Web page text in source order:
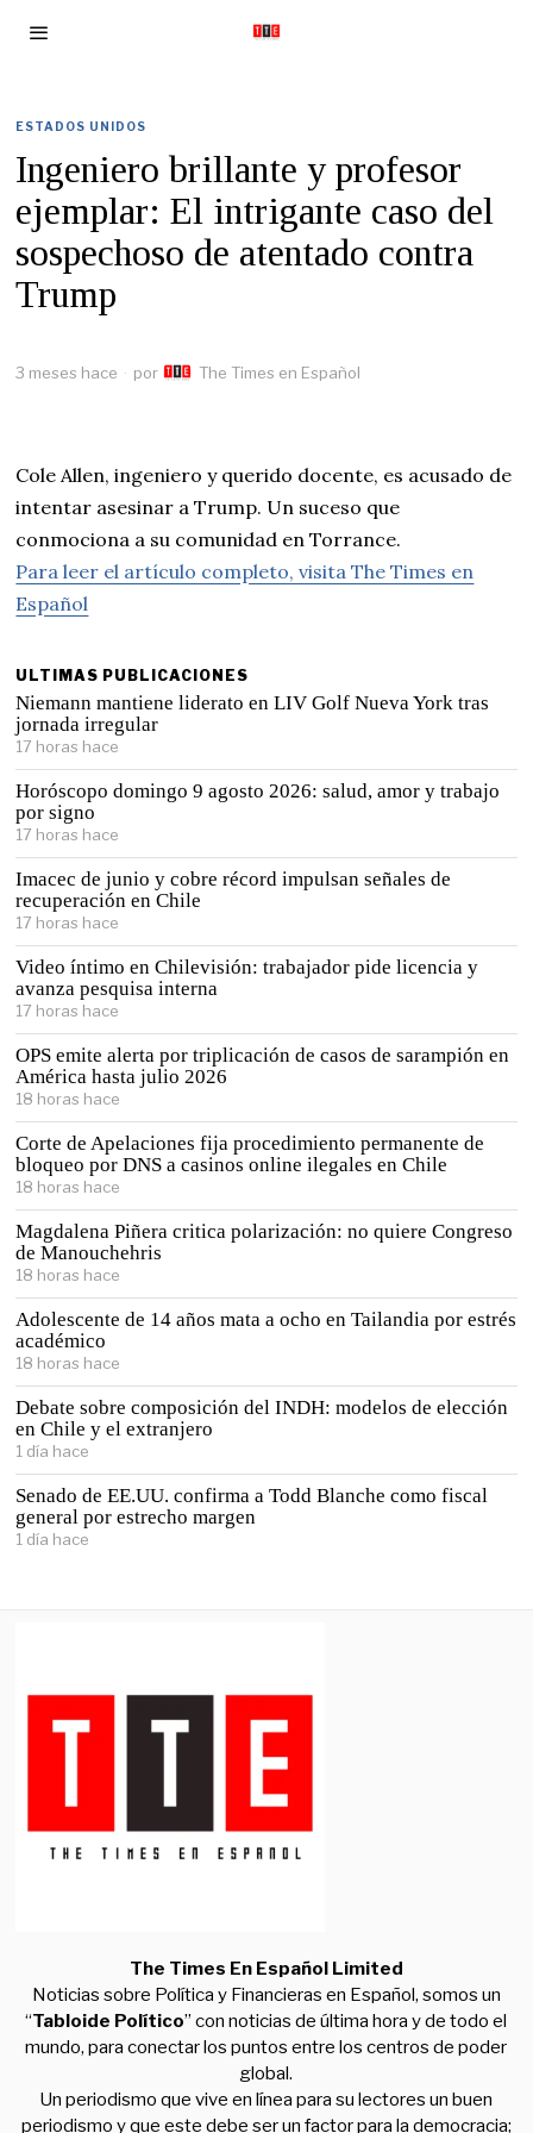
ESTADOS UNIDOS
Ingeniero brillante y profesor
ejemplar: El intrigante caso del
sospechoso de atentado contra
Trump
3 meses hace por The Times en Español
Cole Allen, ingeniero y querido docente, es acusado de
intentar asesinar a Trump. Un suceso que
conmociona a su comunidad en Torrance.
Para leer el artículo completo, visita The Times en
Español
ULTIMAS PUBLICACIONES
Niemann mantiene liderato en LIV Golf Nueva York tras
jornada irregular
17 horas hace
Horóscopo domingo 9 agosto 2026: salud, amor y trabajo
por signo
17 horas hace
Imacec de junio y cobre récord impulsan señales de
recuperación en Chile
17 horas hace
Video íntimo en Chilevisión: trabajador pide licencia y
avanza pesquisa interna
17 horas hace
OPS emite alerta por triplicación de casos de sarampión en
América hasta julio 2026
18 horas hace
Corte de Apelaciones fija procedimiento permanente de
bloqueo por DNS a casinos online ilegales en Chile
18 horas hace
Magdalena Piñera critica polarización: no quiere Congreso
de Manouchehris
18 horas hace
Adolescente de 14 años mata a ocho en Tailandia por estrés
académico
18 horas hace
Debate sobre composición del INDH: modelos de elección
en Chile y el extranjero
1 día hace
Senado de EE.UU. confirma a Todd Blanche como fiscal
general por estrecho margen
1 día hace
The Times En Español Limited
Noticias sobre Política y Financieras en Español, somos un
“Tabloide Político” con noticias de última hora y de todo el
mundo, para conectar los puntos entre los centros de poder
global.
Un periodismo que vive en línea para su lectores un buen
periodismo y que este debe ser un factor para la democracia;